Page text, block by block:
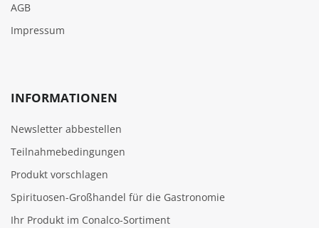
AGB
Impressum
INFORMATIONEN
Newsletter abbestellen
Teilnahmebedingungen
Produkt vorschlagen
Spirituosen-Großhandel für die Gastronomie
Ihr Produkt im Conalco-Sortiment